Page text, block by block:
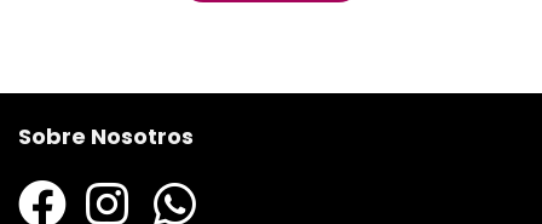
Sobre Nosotros